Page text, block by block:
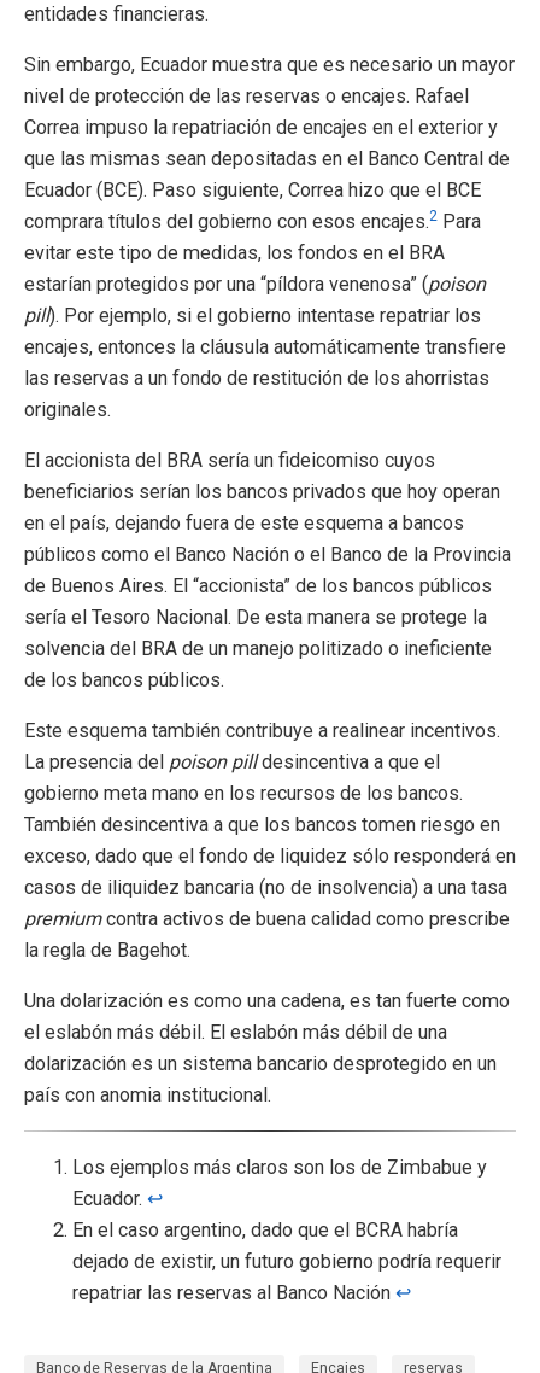
entidades financieras.
Sin embargo, Ecuador muestra que es necesario un mayor
nivel de protección de las reservas o encajes. Rafael
Correa impuso la repatriación de encajes en el exterior y
que las mismas sean depositadas en el Banco Central de
Ecuador (BCE). Paso siguiente, Correa hizo que el BCE
comprara títulos del gobierno con esos encajes.2 Para
evitar este tipo de medidas, los fondos en el BRA
estarían protegidos por una “píldora venenosa” (poison
pill). Por ejemplo, si el gobierno intentase repatriar los
encajes, entonces la cláusula automáticamente transfiere
las reservas a un fondo de restitución de los ahorristas
originales.
El accionista del BRA sería un fideicomiso cuyos
beneficiarios serían los bancos privados que hoy operan
en el país, dejando fuera de este esquema a bancos
públicos como el Banco Nación o el Banco de la Provincia
de Buenos Aires. El “accionista” de los bancos públicos
sería el Tesoro Nacional. De esta manera se protege la
solvencia del BRA de un manejo politizado o ineficiente
de los bancos públicos.
Este esquema también contribuye a realinear incentivos.
La presencia del poison pilldesincentiva a que el
gobierno meta mano en los recursos de los bancos.
También desincentiva a que los bancos tomen riesgo en
exceso, dado que el fondo de liquidez sólo responderá en
casos de iliquidez bancaria (no de insolvencia) a una tasa
premiumcontra activos de buena calidad como prescribe
la regla de Bagehot.
Una dolarización es como una cadena, es tan fuerte como
el eslabón más débil. El eslabón más débil de una
dolarización es un sistema bancario desprotegido en un
país con anomia institucional.
Los ejemplos más claros son los de Zimbabue y
Ecuador. ↩︎
En el caso argentino, dado que el BCRA habría
dejado de existir, un futuro gobierno podría requerir
repatriar las reservas al Banco Nación ↩︎
Banco de Reservas de la Argentina Encajes reservas